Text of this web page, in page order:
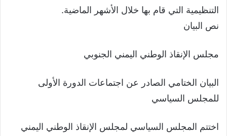
التنظيمية التي قام بها خلال الأشهر الماضية.
نص البيان
مجلس الإنقاذ الوطني اليمني الجنوبي
البيان الختامي الصادر عن اجتماعات الدورة الأولى
للمجلس السياسي
اختتم المجلس السياسي لمجلس الإنقاذ الوطني اليمني